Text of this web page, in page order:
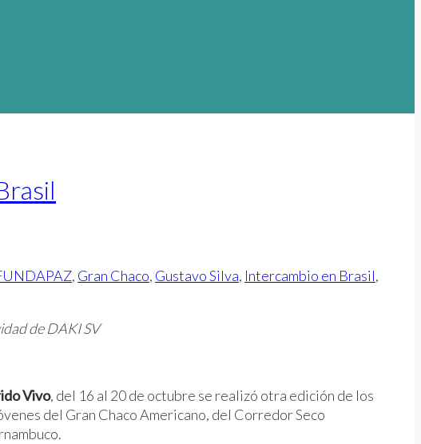
, Gran Chaco, Gustavo Silva, Intercambio en Brasil,
de DAKI SV
Vivo, del 16 al 20 de octubre se realizó otra edición de los
del Gran Chaco Americano, del Corredor Seco